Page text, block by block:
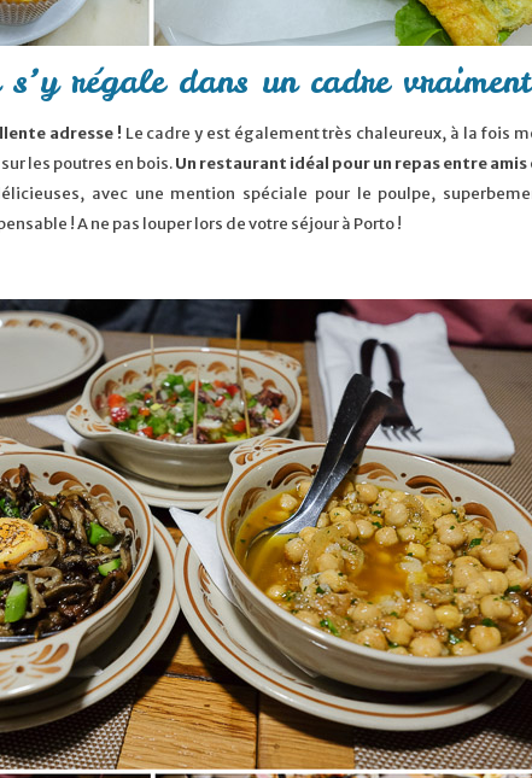
régale dans un cadre
adresse ! Le cadre y est également très chaleureux, à la fois
les poutres en bois.Un restaurant idéal pour un repas entre amis
avec une mention spéciale pour le poulpe,
! A ne pas louper lors de votre séjour à Porto !